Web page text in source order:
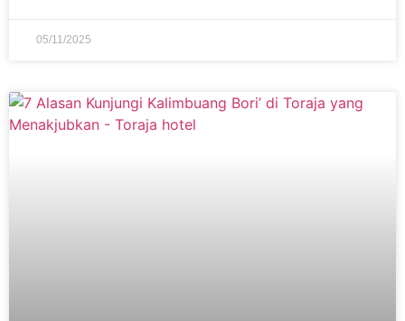
05/11/2025